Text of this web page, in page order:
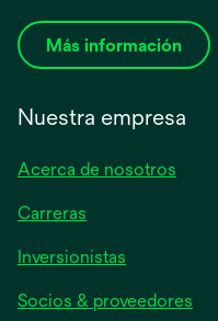
Más información
Nuestra empresa
Acerca de nosotros
Carreras
Inversionistas
en
Socios & proveedores